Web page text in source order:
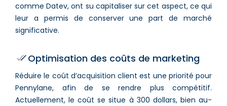
comme Datev, ont su capitaliser sur cet aspect, ce qui
leur a permis de conserver une part de marché
significative.
Optimisation des coûts de marketing
Réduire le coût d’acquisition client est une priorité pour
Pennylane, afin de se rendre plus compétitif.
Actuellement, le coût se situe à 300 dollars, bien au-